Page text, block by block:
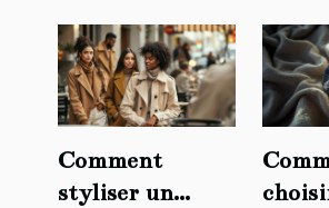
Comment
styliser un